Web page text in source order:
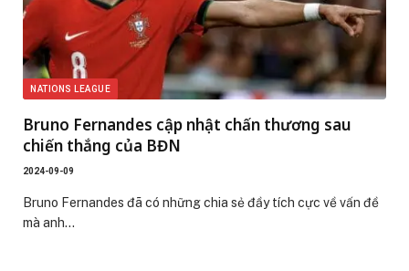
NATIONS LEAGUE
Bruno Fernandes cập nhật chấn thương sau
chiến thắng của BĐN
2024-09-09
Bruno Fernandes đã có những chia sẻ đầy tích cực về vấn đề
mà anh…